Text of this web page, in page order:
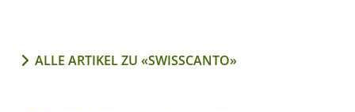
ALLE ARTIKEL ZU «SWISSCANTO»